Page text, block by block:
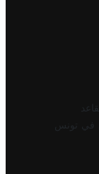
في تونس